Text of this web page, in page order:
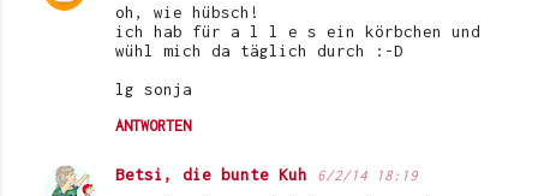
oh, wie hübsch!
ich hab für a l l e s ein körbchen und
wühl mich da täglich durch :-D
lg sonja
ANTWORTEN
Betsi, die bunte Kuh 6/2/14 18:19